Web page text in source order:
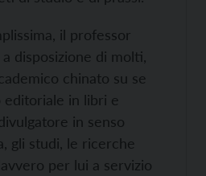
il professor
disposizione di molti,
chinato su se
editoriale in libri e
in senso
gli studi, le ricerche
per lui a servizio